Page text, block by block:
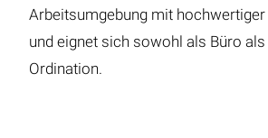
Arbeitsumgebung mit
und eignet sich sowohl als Büro
Ordination.